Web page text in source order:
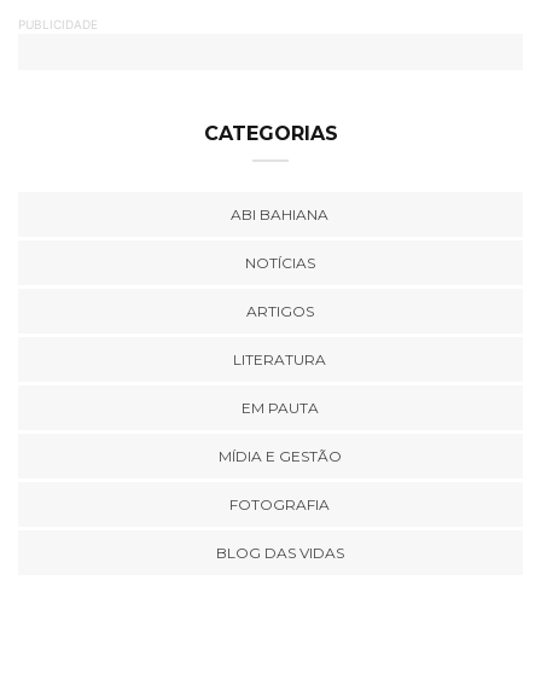
PUBLICIDADE
CATEGORIAS
ABI BAHIANA
NOTÍCIAS
ARTIGOS
LITERATURA
EM PAUTA
MÍDIA E GESTÃO
FOTOGRAFIA
BLOG DAS VIDAS